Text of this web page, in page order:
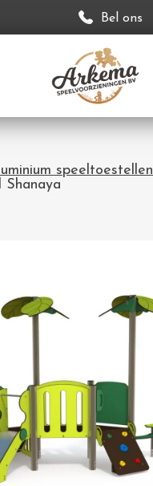
Bel ons
speeltoestellen
Shanaya